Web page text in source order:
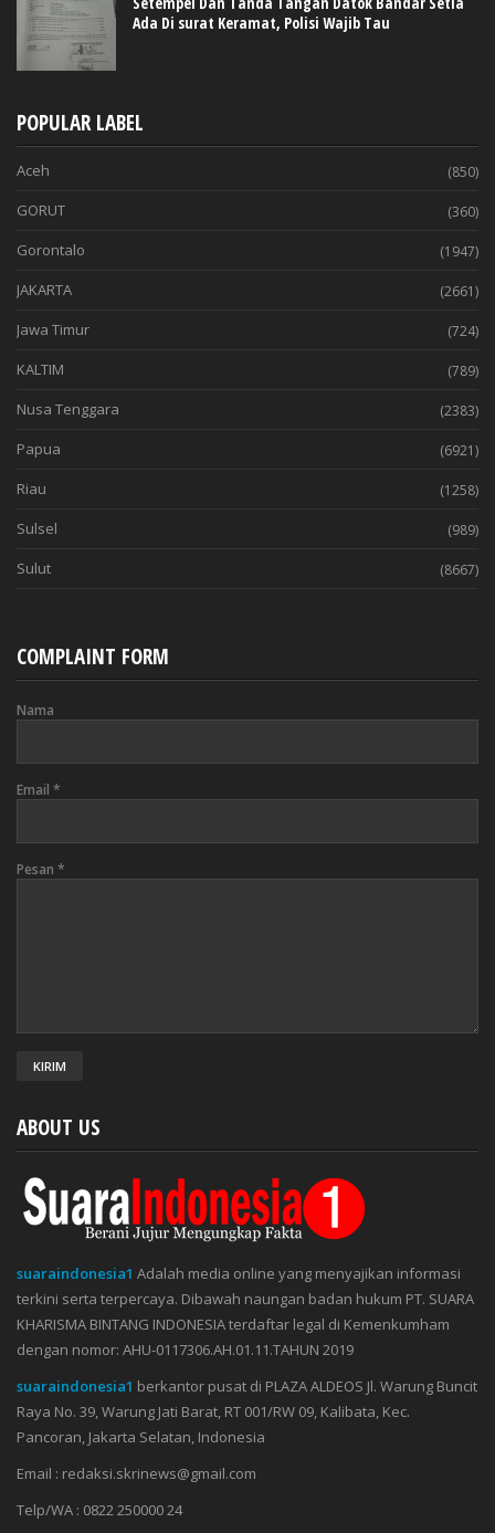
Ada Di surat Keramat, Polisi Wajib Tau
POPULAR LABEL
Aceh (850)
GORUT (360)
Gorontalo (1947)
JAKARTA (2661)
Jawa Timur (724)
KALTIM (789)
Nusa Tenggara (2383)
Papua (6921)
Riau (1258)
Sulsel (989)
Sulut (8667)
COMPLAINT FORM
Nama
Email *
Pesan *
ABOUT US
suaraindonesia1 Adalah media online yang menyajikan informasi
terkini serta terpercaya. Dibawah naungan badan hukum PT. SUARA
KHARISMA BINTANG INDONESIA terdaftar legal di Kemenkumham
dengan nomor: AHU-0117306.AH.01.11.TAHUN 2019
suaraindonesia1 berkantor pusat di PLAZA ALDEOS Jl. Warung Buncit
Raya No. 39, Warung Jati Barat, RT 001/RW 09, Kalibata, Kec.
Pancoran, Jakarta Selatan, Indonesia
Email : redaksi.skrinews@gmail.com
Telp/WA : 0822 250000 24